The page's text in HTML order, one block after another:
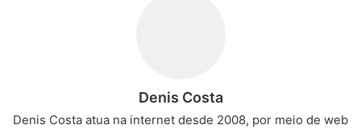
Denis Costa
Denis Costa atua na internet desde 2008, por meio de web